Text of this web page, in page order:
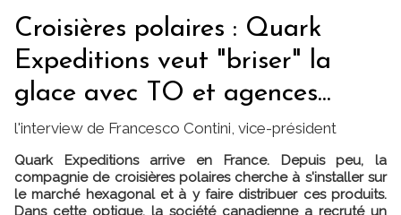
Croisières polaires : Quark
Expeditions veut "briser" la
glace avec TO et agences...
l'interview de Francesco Contini, vice-président
Quark Expeditions arrive en France. Depuis peu, la
compagnie de croisières polaires cherche à s'installer sur
le marché hexagonal et à y faire distribuer ces produits.
Dans cette optique, la société canadienne a recruté un